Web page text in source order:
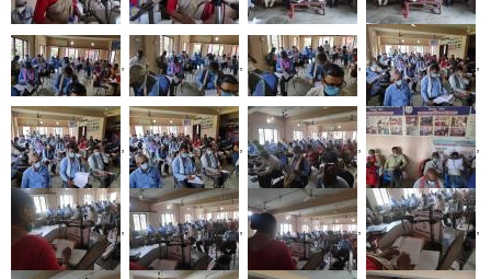
, , , ,
, , , ,
, , , ,